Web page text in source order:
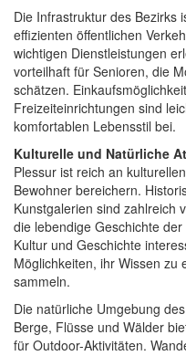
Die Infrastruktur des Bezirks
effizienten öffentlichen
wichtigen Dienstleistungen
vorteilhaft für Senioren, die
schätzen.
Freizeiteinrichtungen sind
komfortablen Lebensstil bei.
Kulturelle und Natürliche
Plessur ist reich an
Bewohner bereichern.
Kunstgalerien sind zahlreich
die lebendige Geschichte
Kultur und Geschichte
Möglichkeiten, ihr Wissen zu
sammeln.
Die natürliche Umgebung
Berge, Flüsse und Wälder
für Outdoor-Aktivitäten.